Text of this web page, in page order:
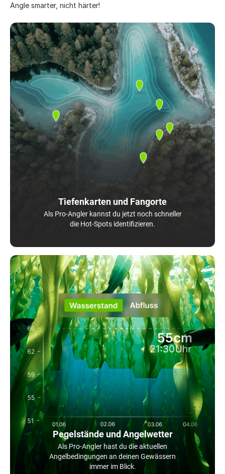
Angle smarter, nicht härter!
Tiefenkarten und Fangorte
Als Pro-Angler kannst du jetzt noch schneller
die Hot-Spots identifizieren.
Pegelstände und Angelwetter
Als Pro-Angler hast du die aktuellen
Angelbedingungen an deinen Gewässern
immer im Blick.